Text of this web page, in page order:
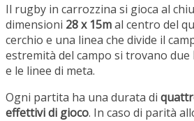
Il rugby in carrozzina si gioca al
dimensioni 28 x 15mal centro del
cerchio e una linea che divide il
estremità del campo si trovano due
e le linee di meta.
Ogni partita ha una durata di
effettivi di gioco. In caso di parità